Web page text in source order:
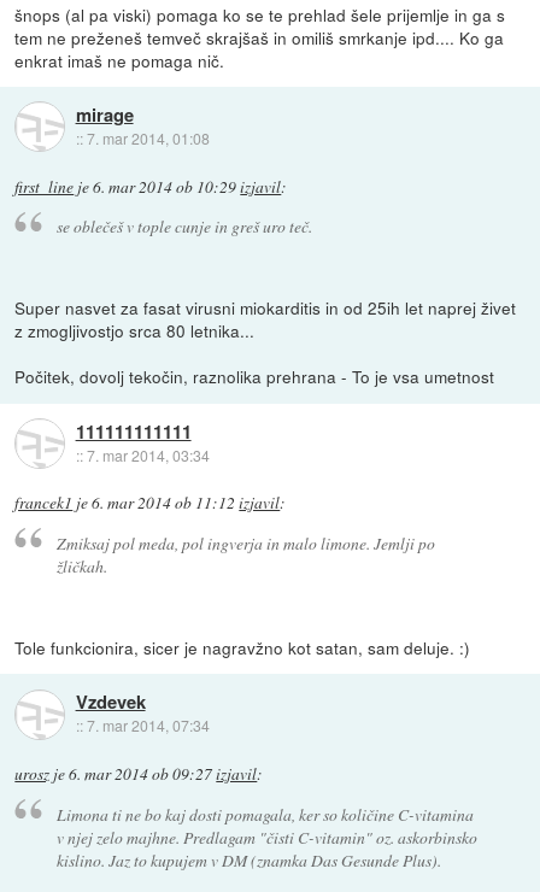
šnops (al pa viski) pomaga ko se te prehlad šele prijemlje in ga s
tem ne preženeš temveč skrajšaš in omiliš smrkanje ipd.... Ko ga
enkrat imaš ne pomaga nič.
mirage
::7. mar 2014, 01:08
first_line je6. mar 2014 ob 10:29izjavil:
se oblečeš v tople cunje in greš uro teč.
Super nasvet za fasat virusni miokarditis in od 25ih let naprej živet
z zmogljivostjo srca 80 letnika...
Počitek, dovolj tekočin, raznolika prehrana - To je vsa umetnost
111111111111
::7. mar 2014, 03:34
francek1 je6. mar 2014 ob 11:12 izjavil:
Zmiksaj pol meda, pol ingverja in malo limone. Jemlji po
žličkah.
Tole funkcionira, sicer je nagravžno kot satan, sam deluje. :)
Vzdevek
::7. mar 2014, 07:34
urosz je6. mar 2014 ob 09:27izjavil:
Limona ti ne bo kaj dosti pomagala, ker so količine C-vitamina
v njej zelo majhne. Predlagam "čisti C-vitamin" oz. askorbinsko
kislino. Jaz to kupujem v DM (znamka Das Gesunde Plus).